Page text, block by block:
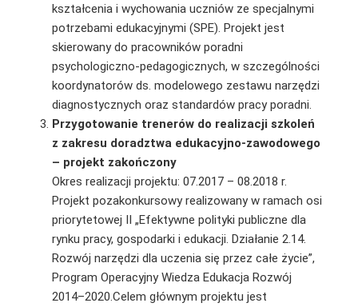
kształcenia i wychowania uczniów ze specjalnymi
potrzebami edukacyjnymi (SPE). Projekt jest
skierowany do pracowników poradni
psychologiczno-pedagogicznych, w szczególności
koordynatorów ds. modelowego zestawu narzędzi
diagnostycznych oraz standardów pracy poradni.
Przygotowanie trenerów do realizacji szkoleń
z zakresu doradztwa edukacyjno-zawodowego
– projekt zakończony
Okres realizacji projektu: 07.2017 – 08.2018 r.
Projekt pozakonkursowy realizowany w ramach osi
priorytetowej II „Efektywne polityki pu­bliczne dla
rynku pracy, gospodarki i edukacji. Działanie 2.14.
Rozwój narzędzi dla uczenia się przez całe życie”,
Program Operacyjny Wiedza Edukacja Rozwój
2014–2020.Celem głównym projektu jest